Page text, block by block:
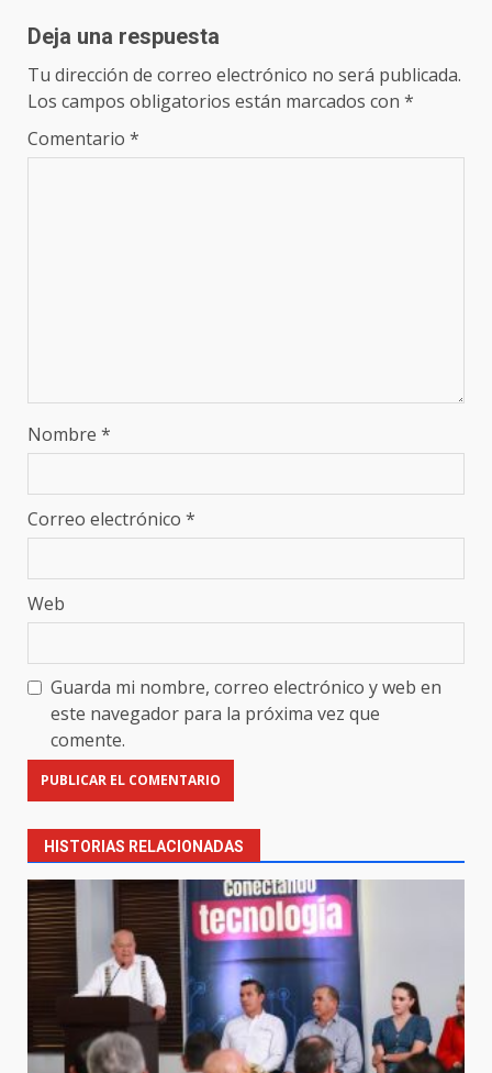
Deja una respuesta
Tu dirección de correo electrónico no será publicada.
Los campos obligatorios están marcados con *
Comentario *
Nombre *
Correo electrónico *
Web
Guarda mi nombre, correo electrónico y web en
este navegador para la próxima vez que
comente.
HISTORIAS RELACIONADAS